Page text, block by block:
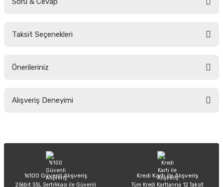
Taksit Seçenekleri
Önerileriniz
yetersiz gördüğünüz noktaları öneri formunu kullanarak tarafımıza
Ürün açıklamasında eksik bilgiler bulunuyor.
Ürün bilgilerinde hatalar bulunuyor.
Alışveriş Deneyimi
Sitemize ilk yorumu siz yapın!
%100 Güvenli Alışveriş
256bit SSL Sertifikası ile Güvenli
Kredi Kartı ile Alışveriş
Tüm Kredi Kartlarına 12 Taksit